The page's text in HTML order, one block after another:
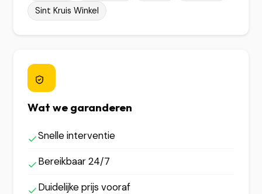
Sint Kruis Winkel
Wat we garanderen
Snelle interventie
Bereikbaar 24/7
Duidelijke prijs vooraf